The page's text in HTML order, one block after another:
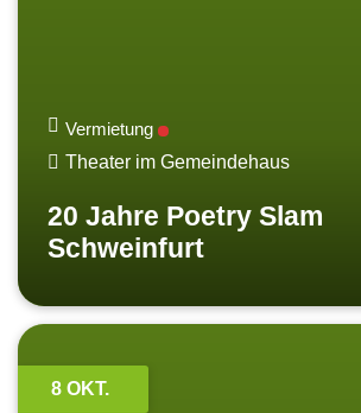
Vermietung
Theater im Gemeindehaus
20 Jahre Poetry Slam
Schweinfurt
8 OKT.